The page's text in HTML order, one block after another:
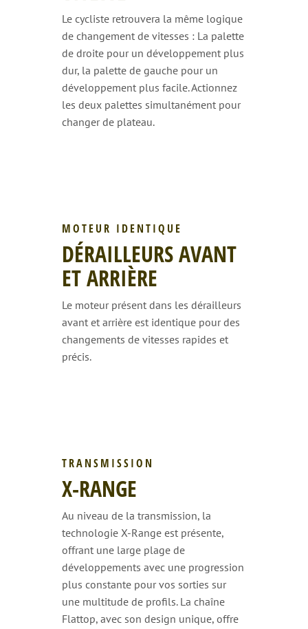
Le cycliste retrouvera la même logique
de changement de vitesses : La palette
de droite pour un développement plus
dur, la palette de gauche pour un
développement plus facile. Actionnez
les deux palettes simultanément pour
changer de plateau.
MOTEUR IDENTIQUE
DÉRAILLEURS AVANT
ET ARRIÈRE
Le moteur présent dans les dérailleurs
avant et arrière est identique pour des
changements de vitesses rapides et
précis.
TRANSMISSION
X-RANGE
Au niveau de la transmission, la
technologie X-Range est présente,
offrant une large plage de
développements avec une progression
plus constante pour vos sorties sur
une multitude de profils. La chaîne
Flattop, avec son design unique, offre